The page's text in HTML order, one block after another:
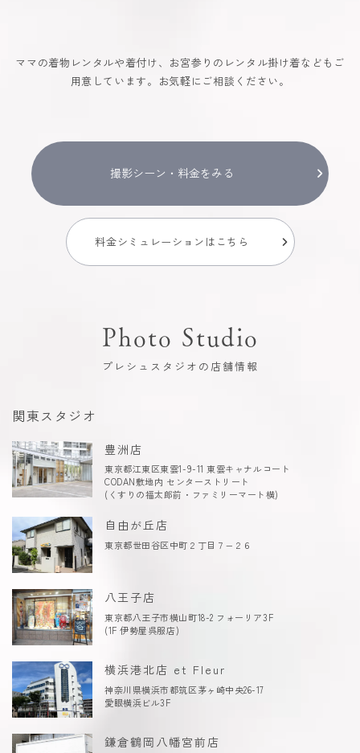
ママの着物レンタルや着付け、お宮参りのレンタル掛け着などもご
用意しています。お気軽にご相談ください。
撮影シーン・料金をみる
料金シミュレーションはこちら
Photo Studio
プレシュスタジオの店舗情報
関東スタジオ
豊洲店
東京都江東区東雲1-9-11 東雲キャナルコート
CODAN敷地内 センターストリート
(くすりの福太郎前・ファミリーマート横)
自由が丘店
東京都世田谷区中町２丁目７−２６
八王子店
東京都八王子市横山町18-2 フォーリア3F
(1F 伊勢屋呉服店)
横浜港北店 et Fleur
神奈川県横浜市都筑区茅ヶ崎中央26-17
愛眼横浜ビル3F
鎌倉鶴岡八幡宮前店